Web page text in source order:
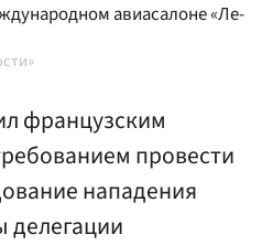
авиасалоне «Ле-
французским
провести
нападения
делегации